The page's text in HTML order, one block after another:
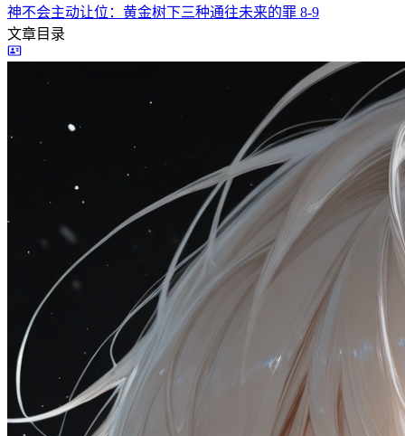
神不会主动让位：黄金树下三种通往未来的罪 8-9
文章目录